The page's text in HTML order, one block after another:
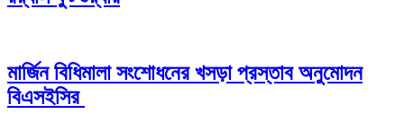
মার্জিন বিধিমালা সংশোধনের খসড়া প্রস্তাব অনুমোদন
বিএসইসির